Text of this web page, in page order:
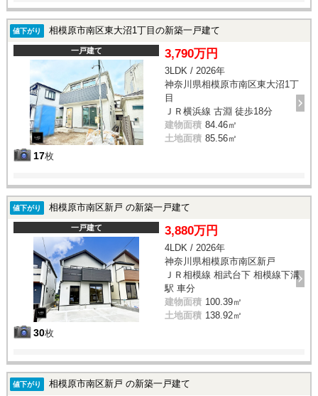
値下がり 相模原市南区東大沼1丁目の新築一戸建て
一戸建て
17枚
3,790万円
3LDK / 2026年
神奈川県相模原市南区東大沼1丁
目
ＪＲ横浜線 古淵 徒歩18分
建物面積 84.46㎡
土地面積 85.56㎡
値下がり 相模原市南区新戸 の新築一戸建て
一戸建て
30枚
3,880万円
4LDK / 2026年
神奈川県相模原市南区新戸
ＪＲ相模線 相武台下 相模線下溝
駅 車分
建物面積 100.39㎡
土地面積 138.92㎡
値下がり 相模原市南区新戸 の新築一戸建て